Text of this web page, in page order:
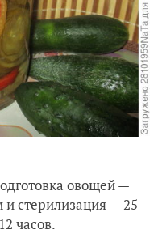
овощей —
и стерилизация — 25-
часов.